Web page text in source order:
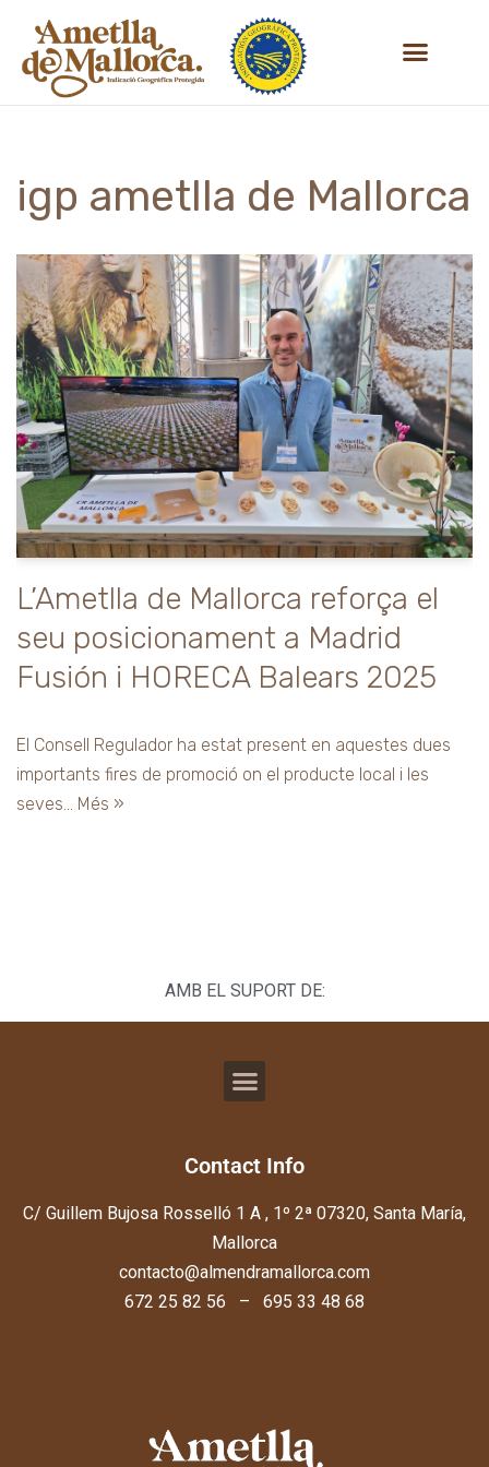
Vés
igp ametlla de Mallorca
L’Ametlla de Mallorca reforça el
seu posicionament a Madrid
Fusión i HORECA Balears 2025
El Consell Regulador ha estat present en aquestes dues
importants fires de promoció on el producte local i les
seves… Més »
AMB EL SUPORT DE:
Contact Info
C/ Guillem Bujosa Rosselló 1 A , 1º 2ª 07320, Santa María,
Mallorca
contacto@almendramallorca.com
672 25 82 56 – 695 33 48 68